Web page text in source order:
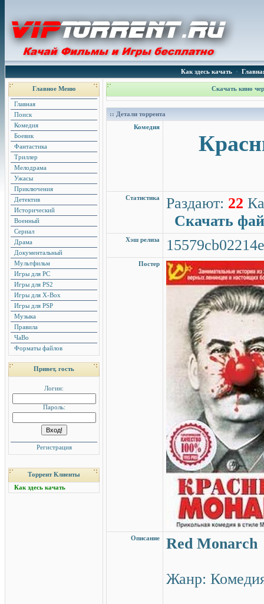
Как здесь качать•
Главное Меню
Главная
Поиск
Комедия
Боевик
Фантастика
Триллер
Мелодрама
Ужасы
Приключения
Детектив
Исторический
Военный
Сериал
Драма
Документальный
Мультфильм
Игры для PC
Игры для PS2
Игры для X-Box
Игры для PSP
Музыка
Правила
ЧаВо
Форматы файлов
Привет, гость
Логин:
Пароль:
Регистрация
Торрент Клиенты
Как здесь качать
Скачать кино
:: Детали торрента
Комедия
Статистика Раздают: 22
Скачать
Хэш релиза
Постер
Описание Red Monarch
Жанр: